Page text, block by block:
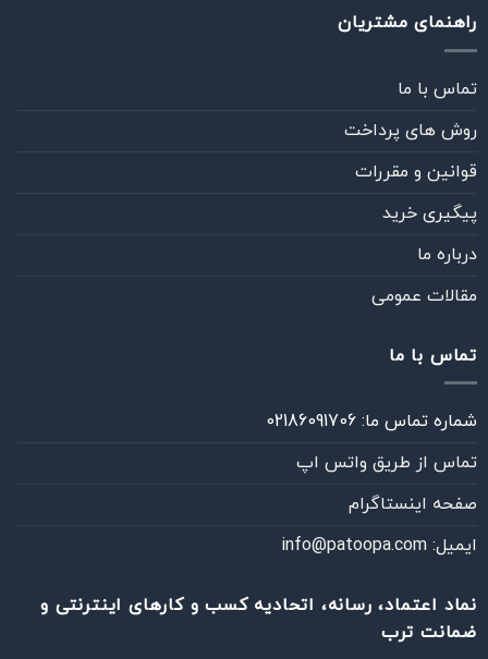
راهنمای مشتریان
تماس با ما
روش های پرداخت
قوانین و مقررات
پیگیری خرید
درباره ما
مقالات عمومی
تماس با ما
شماره تماس ما: 02186091706
تماس از طريق واتس اپ
صفحه اینستاگرام
ایمیل: info@patoopa.com
نماد اعتماد، رسانه، اتحادیه کسب و کارهای اینترنتی و
ضمانت ترب